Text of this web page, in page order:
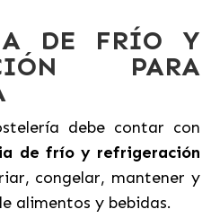
DE FRÍO Y
PARA
debe contar con
de frío y refrigeración
congelar, mantener y
alimentos y bebidas.